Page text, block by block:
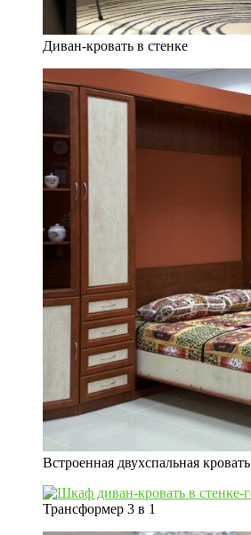
Диван-кровать в стенке
Встроенная двухспальная кровать
Трансформер 3 в 1